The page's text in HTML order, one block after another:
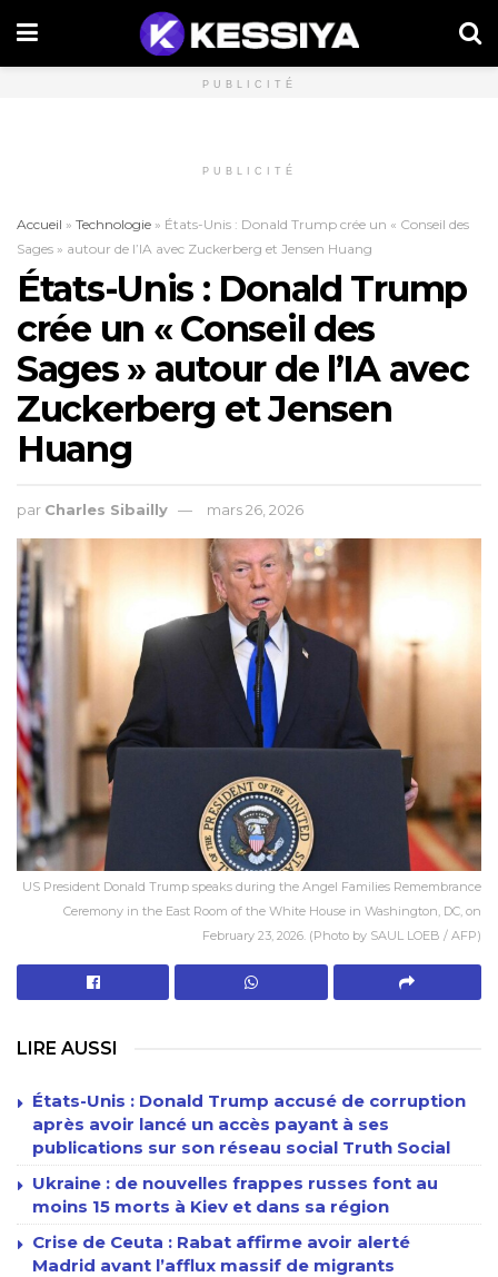
PUBLICITÉ
PUBLICITÉ
Accueil » Technologie » États-Unis : Donald Trump crée un « Conseil des
Sages » autour de l’IA avec Zuckerberg et Jensen Huang
États-Unis : Donald Trump
crée un « Conseil des
Sages » autour de l’IA avec
Zuckerberg et Jensen
Huang
par Charles Sibailly mars 26, 2026
US President Donald Trump speaks during the Angel Families Remembrance
Ceremony in the East Room of the White House in Washington, DC, on
February 23, 2026. (Photo by SAUL LOEB / AFP)
LIRE AUSSI
États-Unis : Donald Trump accusé de corruption
après avoir lancé un accès payant à ses
publications sur son réseau social Truth Social
Ukraine : de nouvelles frappes russes font au
moins 15 morts à Kiev et dans sa région
Crise de Ceuta : Rabat affirme avoir alerté
Madrid avant l’afflux massif de migrants